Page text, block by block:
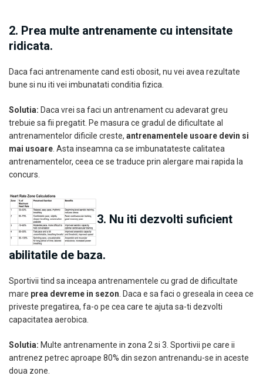
2. Prea multe antrenamente cu intensitate
ridicata.
Daca faci antrenamente cand esti obosit, nu vei avea rezultate
bune si nu iti vei imbunatati conditia fizica.
Solutia: Daca vrei sa faci un antrenament cu adevarat greu
trebuie sa fii pregatit. Pe masura ce gradul de dificultate al
antrenamentelor dificile creste, antrenamentele usoare devin si
mai usoare . Asta inseamna ca se imbunatateste calitatea
antrenamentelor, ceea ce se traduce prin alergare mai rapida la
concurs.
3. Nu iti dezvolti suficient
abilitatile de baza.
Sportivii tind sa inceapa antrenamentele cu grad de dificultate
mare prea devreme in sezon . Daca e sa faci o greseala in ceea ce
priveste pregatirea, fa-o pe cea care te ajuta sa-ti dezvolti
capacitatea aerobica.
Solutia: Multe antrenamente in zona 2 si 3. Sportivii pe care ii
antrenez petrec aproape 80% din sezon antrenandu-se in aceste
doua zone.